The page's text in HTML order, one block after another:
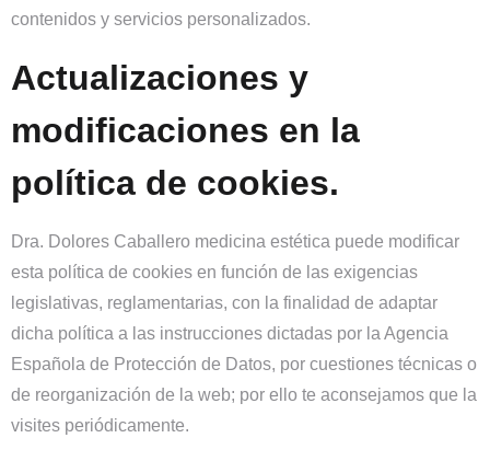
contenidos y servicios personalizados.
Actualizaciones y
modificaciones en la
política de cookies.
Dra. Dolores Caballero medicina estética puede modificar
esta política de cookies en función de las exigencias
legislativas, reglamentarias, con la finalidad de adaptar
dicha política a las instrucciones dictadas por la Agencia
Española de Protección de Datos, por cuestiones técnicas o
de reorganización de la web; por ello te aconsejamos que la
visites periódicamente.